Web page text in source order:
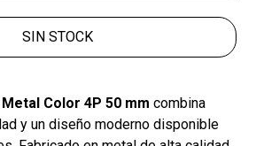
SIN STOCK
Color 4P 50 mm combina
y un diseño moderno disponible